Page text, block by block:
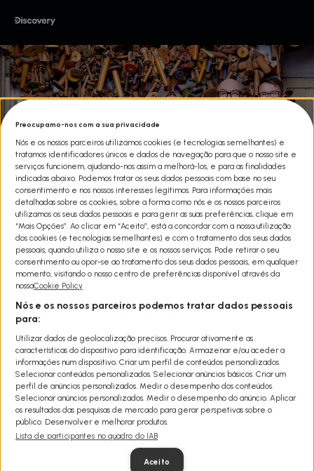
MESTRES DO RESTAURO T19
Share
Drew Pritchard vai partilhar os seus conhecimentos e experiência
consigo numa viagem por uma grande variedade de locais em
todo o Reino Unido, desde mansões a sucatas, coleções
Preocupamo-nos com a sua privacidade
Nós e os nossos parceiros utilizamos cookies (e tecnologias semelhantes) e
tratamos identificadores únicos e dados de navegação para que o nosso site e
serviços funcionem, ajudando-nos assim a melhorá-los, e para as finalidades
indicadas abaixo. Podemos tratar os seus dados pessoais com base no seu
consentimento e nos nossos interesses legítimos. Para informações mais
detalhadas sobre os cookies, sobre a forma como nós e os nossos parceiros
utilizamos os seus dados pessoais e para gerir as suas preferências, clique em
“Mais Opções”. Ao clicar em “Aceito”, está a concordar com a nossa utilização
dos cookies (e tecnologias semelhantes) e com o tratamento dos seus dados
pessoais, quando utiliza o nosso site e os nossos serviços. Pode retirar o seu
consentimento ou opor-se ao tratamento dos seus dados pessoais, em qualquer
momento, visitando o nosso centro de preferências disponível através da
nossaCookie Policy
Nós e os nossos parceiros podemos tratar dados pessoais
para:
Utilizar dados de geolocalização precisos. Procurar ativamente as
características do dispositivo para identificação. Armazenar e/ou aceder a
informações num dispositivo. Criar um perfil de conteúdos personalizados.
Selecionar conteúdos personalizados. Selecionar anúncios básicos. Criar um
perfil de anúncios personalizados. Medir o desempenho dos conteúdos.
Selecionar anúncios personalizados. Medir o desempenho do anúncio. Aplicar
os resultados das pesquisas de mercado para gerar perspetivas sobre o
público. Desenvolver e melhorar produtos.
Lista de participantes no quadro do IAB
Aceito